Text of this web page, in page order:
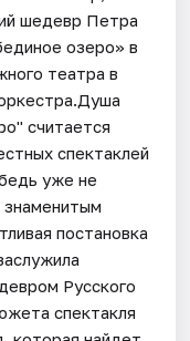
шедевр Петра
озеро» в
театра в
считается
спектаклей
уже не
знаменитым
постановка
Русского
спектакля